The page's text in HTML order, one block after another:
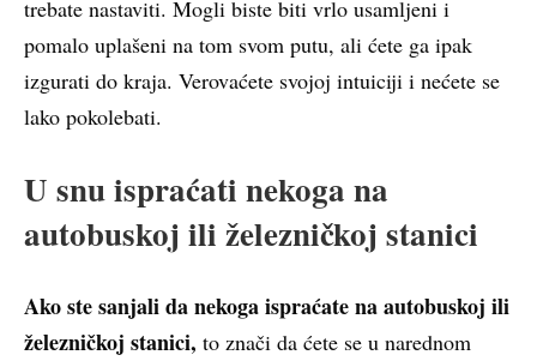
trebate nastaviti. Mogli biste biti vrlo usamljeni i
pomalo uplašeni na tom svom putu, ali ćete ga ipak
izgurati do kraja. Verovaćete svojoj intuiciji i nećete se
lako pokolebati.
U snu ispraćati nekoga na
autobuskoj ili železničkoj stanici
Ako ste sanjali da nekoga ispraćate na autobuskoj ili
železničkoj stanici, to znači da ćete se u narednom